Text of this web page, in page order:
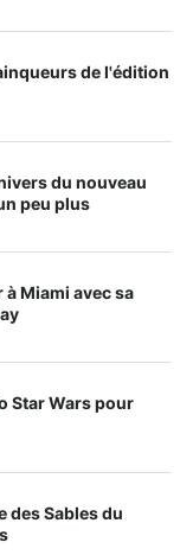
de l'édition
du nouveau
peu plus
à Miami avec sa
Star Wars pour
des Sables du